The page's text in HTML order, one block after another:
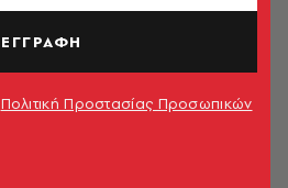
ΕΓΓΡΑΦΗ
Πολιτική Προστασίας Προσωπικών